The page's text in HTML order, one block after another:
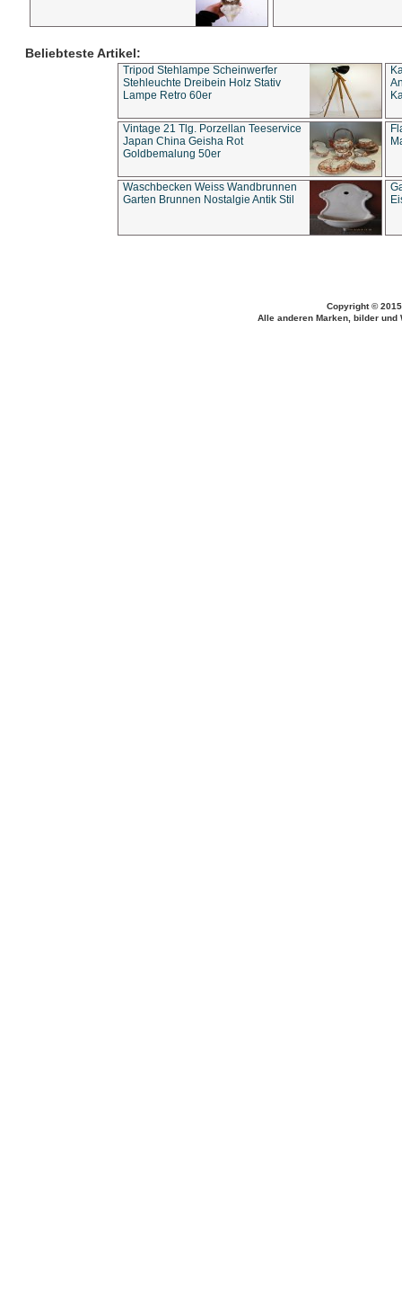
Beliebteste Artikel:
Tripod Stehlampe Scheinwerfer
Stehleuchte Dreibein Holz Stativ
Lampe Retro 60er
Vintage 21 Tlg. Porzellan Teeservice
Japan China Geisha Rot
Goldbemalung 50er
Waschbecken Weiss Wandbrunnen
Garten Brunnen Nostalgie Antik Stil
Copyright ©
Alle anderen Marken, bilder und